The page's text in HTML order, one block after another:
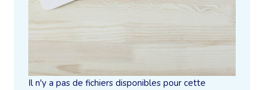
Il n'y a pas de fichiers disponibles pour cette